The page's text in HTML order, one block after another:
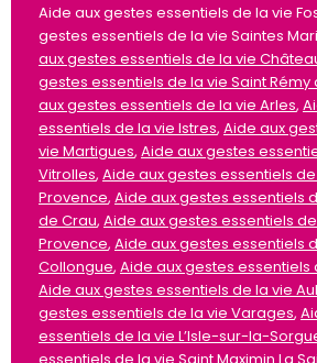
Aide aux gestes essentiels de la vie
gestes essentiels de la vie Saintes
aux gestes essentiels de la vie
gestes essentiels de la vie Saint Rémy
aux gestes essentiels de la vie Arles,
essentiels de la vie Istres, Aide aux
vie Martigues, Aide aux gestes
Vitrolles, Aide aux gestes essentiels
Provence, Aide aux gestes essentiels
de Crau, Aide aux gestes essentiels
Provence, Aide aux gestes essentiels
Collongue, Aide aux gestes essentiels
Aide aux gestes essentiels de la vie
gestes essentiels de la vie Varages,
essentiels de la vie L’Isle-sur-la-